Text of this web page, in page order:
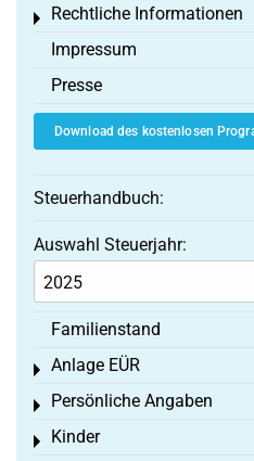
Rechtliche Informationen
Toggle menu
Impressum
Presse
Download des kostenlosen
Steuerhandbuch:
Auswahl Steuerjahr:
Familienstand
Anlage EÜR
Toggle menu
Persönliche Angaben
Toggle menu
Kinder
Toggle menu